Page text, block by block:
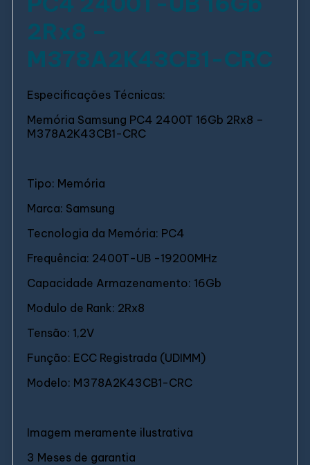
2Rx8 –
M378A2K43CB1-CRC
Especificações Técnicas:
Memória Samsung PC4 2400T 16Gb 2Rx8 –
M378A2K43CB1-CRC
Tipo: Memória
Marca: Samsung
Tecnologia da Memória: PC4
Frequência: 2400T-UB -19200MHz
Capacidade Armazenamento: 16Gb
Modulo de Rank: 2Rx8
Tensão: 1,2V
Função: ECC Registrada (UDIMM)
Modelo: M378A2K43CB1-CRC
Imagem meramente ilustrativa
3 Meses de garantia